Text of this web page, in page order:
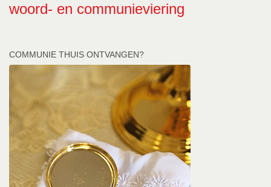
woord- en communieviering
COMMUNIE THUIS ONTVANGEN?